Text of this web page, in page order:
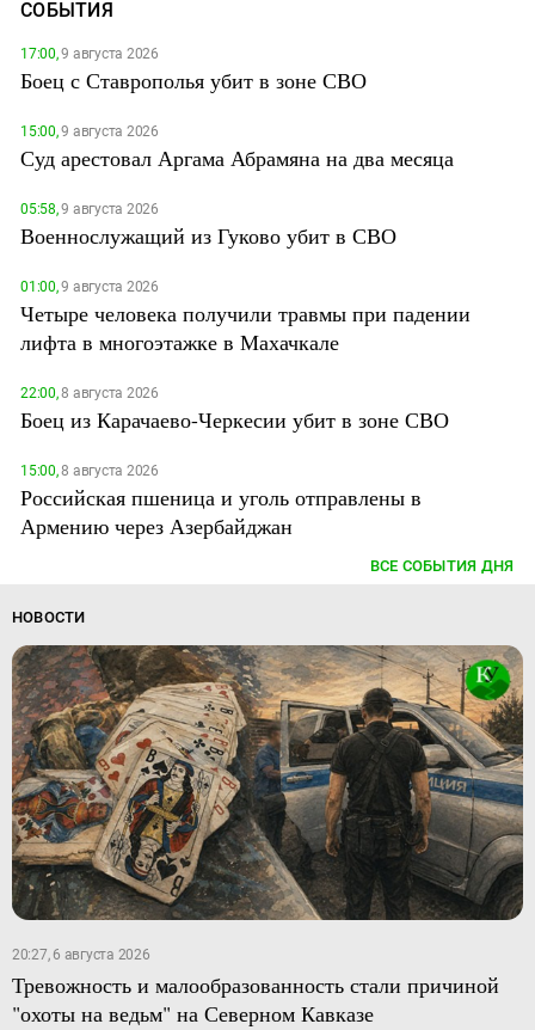
СОБЫТИЯ
17:00,9 августа 2026
Боец с Ставрополья убит в зоне СВО
15:00,9 августа 2026
Суд арестовал Аргама Абрамяна на два месяца
05:58,9 августа 2026
Военнослужащий из Гуково убит в СВО
01:00,9 августа 2026
Четыре человека получили травмы при падении
лифта в многоэтажке в Махачкале
22:00,8 августа 2026
Боец из Карачаево-Черкесии убит в зоне СВО
15:00,8 августа 2026
Российская пшеница и уголь отправлены в
Армению через Азербайджан
ВСЕ СОБЫТИЯ ДНЯ
НОВОСТИ
20:27, 6 августа 2026
Тревожность и малообразованность стали причиной
"охоты на ведьм" на Северном Кавказе